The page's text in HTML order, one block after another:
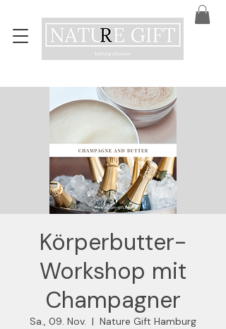
Körperbutter-
Workshop mit
Champagner
Sa., 09. Nov.
  |
Nature Gift Hamburg